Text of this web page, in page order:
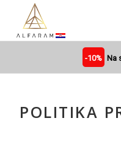
-10% Na
POLITIKA